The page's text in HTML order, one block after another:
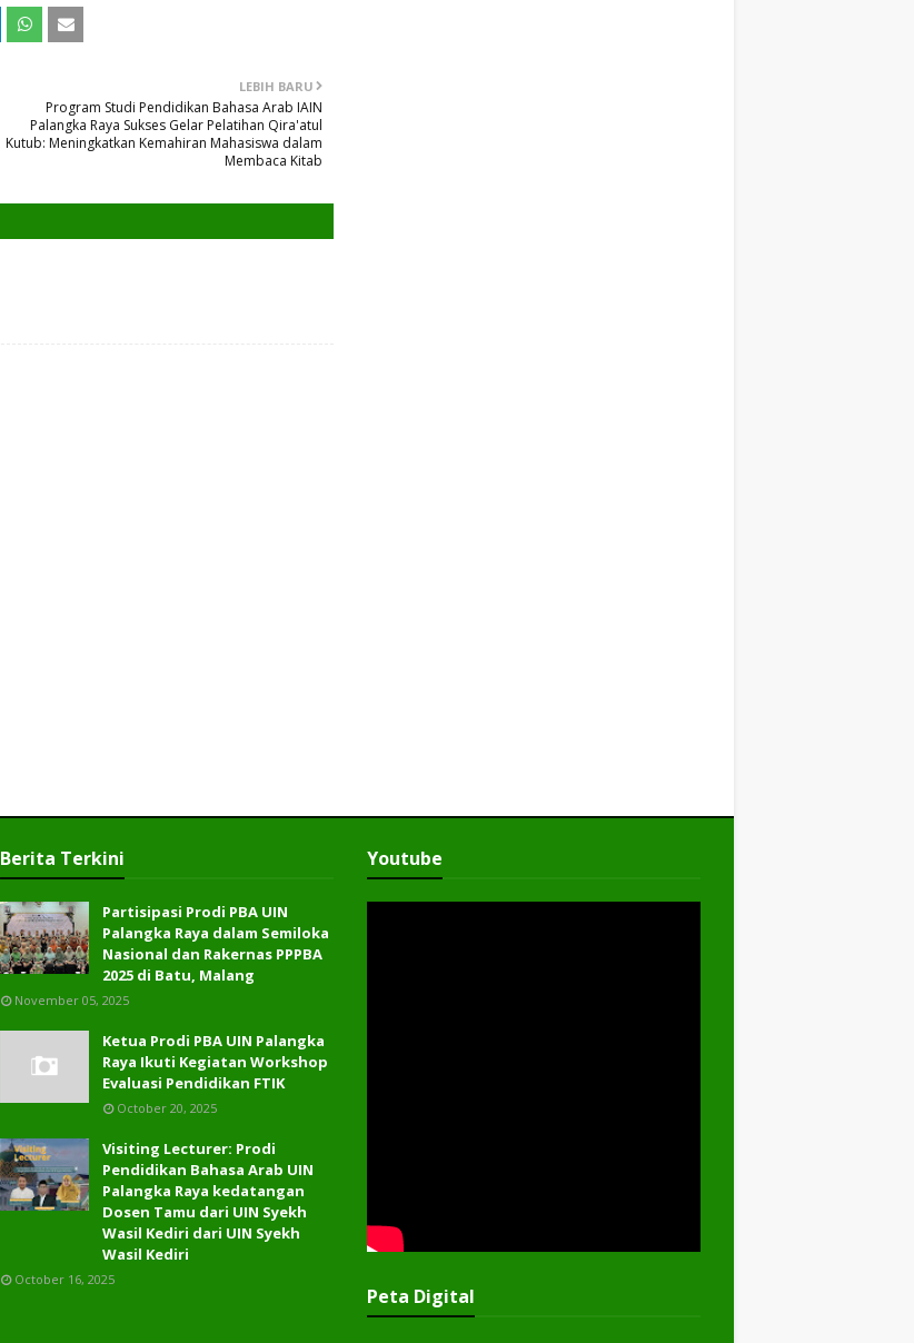
LEBIH BARU
Program Studi Pendidikan Bahasa Arab IAIN
Palangka Raya Sukses Gelar Pelatihan Qira'atul
Kutub: Meningkatkan Kemahiran Mahasiswa dalam
Membaca Kitab
Berita Terkini
Partisipasi Prodi PBA UIN
Palangka Raya dalam Semiloka
Nasional dan Rakernas PPPBA
2025 di Batu, Malang
November 05, 2025
Ketua Prodi PBA UIN Palangka
Raya Ikuti Kegiatan Workshop
Evaluasi Pendidikan FTIK
October 20, 2025
Visiting Lecturer: Prodi
Pendidikan Bahasa Arab UIN
Palangka Raya kedatangan
Dosen Tamu dari UIN Syekh
Wasil Kediri dari UIN Syekh
Wasil Kediri
October 16, 2025
Youtube
Peta Digital